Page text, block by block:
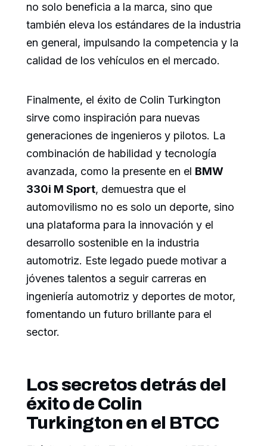
no solo beneficia a la marca, sino que
también eleva los estándares de la industria
en general, impulsando la competencia y la
calidad de los vehículos en el mercado.
Finalmente, el éxito de Colin Turkington
sirve como inspiración para nuevas
generaciones de ingenieros y pilotos. La
combinación de habilidad y tecnología
avanzada, como la presente en el BMW
330i M Sport, demuestra que el
automovilismo no es solo un deporte, sino
una plataforma para la innovación y el
desarrollo sostenible en la industria
automotriz. Este legado puede motivar a
jóvenes talentos a seguir carreras en
ingeniería automotriz y deportes de motor,
fomentando un futuro brillante para el
sector.
Los secretos detrás del
éxito de Colin
Turkington en el BTCC